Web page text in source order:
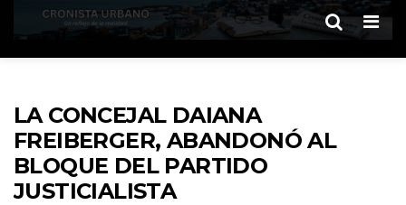
LA CONCEJAL DAIANA
FREIBERGER, ABANDONÓ AL
BLOQUE DEL PARTIDO
JUSTICIALISTA